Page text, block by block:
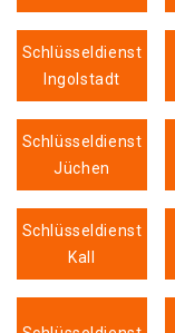
Schlüsseldienst
Ingolstadt
Schlüsseldienst
Jüchen
Schlüsseldienst
Kall